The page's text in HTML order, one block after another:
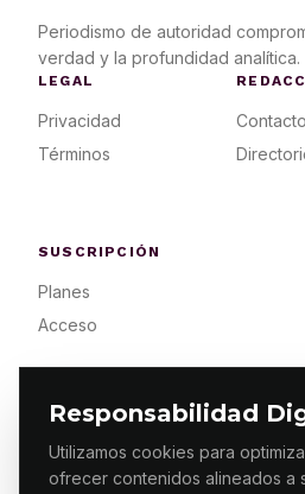
Responsabilidad
Utilizamos cookies para
ofrecer contenidos alineados a
Periodismo de autoridad
verdad y la profundidad analítica.
LEGAL
Privacidad
Términos
Contacto
SUSCRIPCIÓN
Planes
Acceso
© 2026 ES PRIMERA MX.